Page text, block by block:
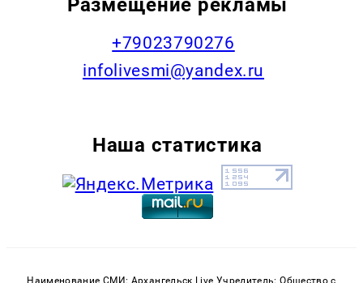
+79023790276
infolivesmi@yandex.ru
Наша статистика
Наименование СМИ: Архангельск Live Учредитель: Общество с